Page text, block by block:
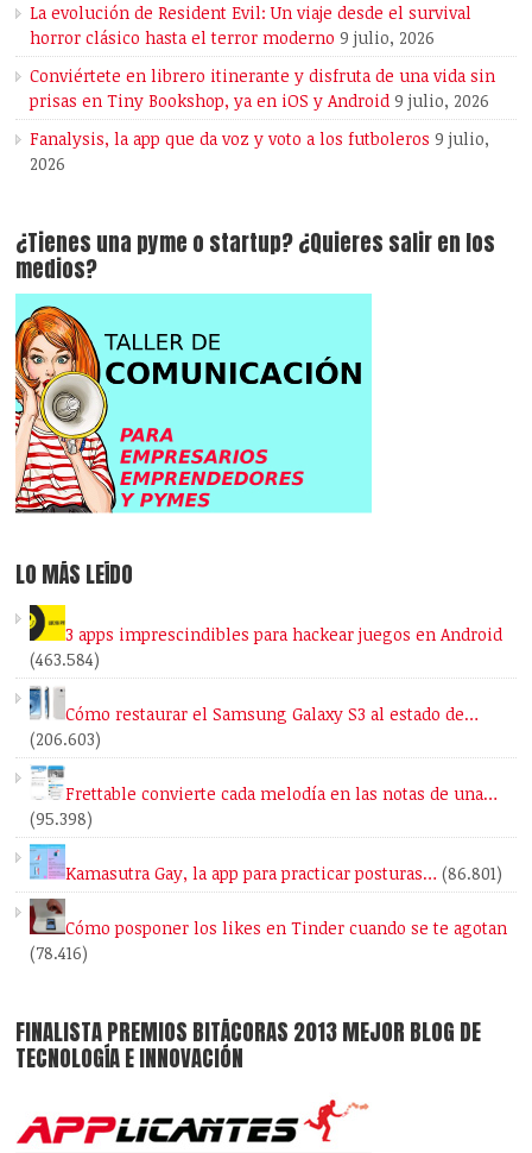
La evolución de Resident Evil: Un viaje desde el survival
horror clásico hasta el terror moderno 9 julio, 2026
Conviértete en librero itinerante y disfruta de una vida sin
prisas en Tiny Bookshop, ya en iOS y Android 9 julio, 2026
Fanalysis, la app que da voz y voto a los futboleros 9 julio,
2026
¿Tienes una pyme o startup? ¿Quieres salir en los
medios?
LO MÁS LEÍDO
3 apps imprescindibles para hackear juegos en Android
(463.584)
Cómo restaurar el Samsung Galaxy S3 al estado de…
(206.603)
Frettable convierte cada melodía en las notas de una…
(95.398)
Kamasutra Gay, la app para practicar posturas… (86.801)
Cómo posponer los likes en Tinder cuando se te agotan
(78.416)
FINALISTA PREMIOS BITÁCORAS 2013 MEJOR BLOG DE
TECNOLOGÍA E INNOVACIÓN